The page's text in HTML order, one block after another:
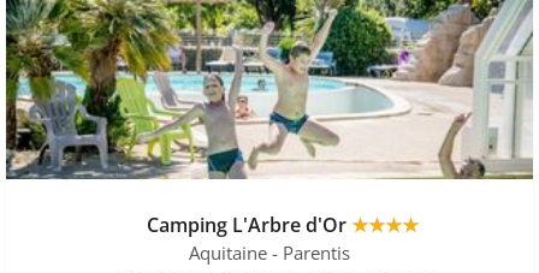
Camping L'Arbre d'Or★★★★
Aquitaine - Parentis